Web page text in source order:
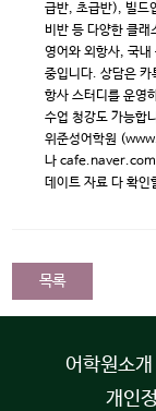
급반, 초급반), 빌드
비반 등 다양한 클래
영어와 외항사, 국내
중입니다. 상담은
항사 스터디를 운영
수업 청강도 가능합
위준성어학원 (
나
데이트 자료 다 확인
목록
어학원소개
개인